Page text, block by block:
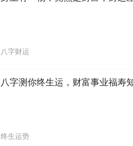
八字财运
八字测你终生运，财富事业福寿
终生运势